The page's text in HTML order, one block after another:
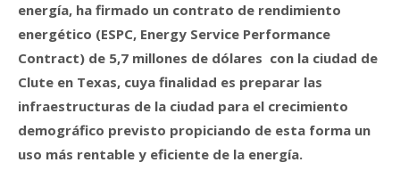
energía, ha firmado un contrato de rendimiento
energético (ESPC, Energy Service Performance
Contract) de 5,7 millones de dólares con la ciudad de
Clute en Texas, cuya finalidad es preparar las
infraestructuras de la ciudad para el crecimiento
demográfico previsto propiciando de esta forma un
uso más rentable y eficiente de la energía.